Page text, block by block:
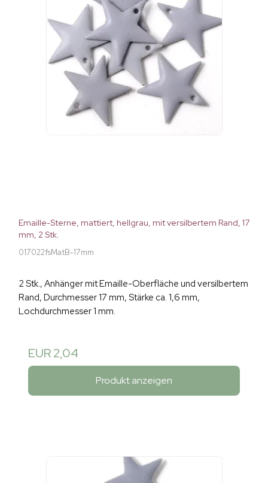
Emaille-Sterne, mattiert, hellgrau, mit versilbertem Rand, 17
mm, 2 Stk.
017022fsMatB-17mm
2 Stk., Anhänger mit Emaille-Oberfläche und versilbertem
Rand, Durchmesser 17 mm, Stärke ca. 1,6 mm,
Lochdurchmesser 1 mm.
EUR 2,04
Produkt anzeigen